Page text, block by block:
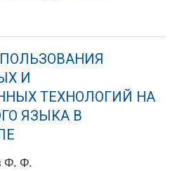
И
ТЕХНОЛОГИЙ НА
ЯЗЫКА В
Ф. Ф.